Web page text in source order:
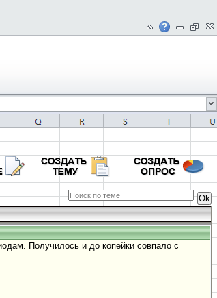
Получилось и до копейки совпало с